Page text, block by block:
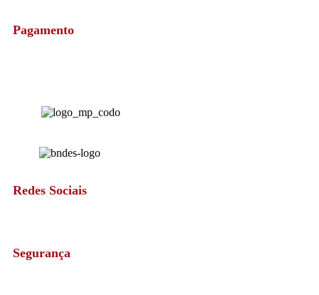
Pagamento
Redes Sociais
Segurança